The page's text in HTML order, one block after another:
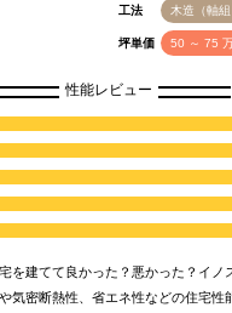
工法 木造（軸組
坪単価 50 ～ 75
性能レビュー
を建てて良かった？悪かった？イノ
気密断熱性、省エネ性などの住宅性